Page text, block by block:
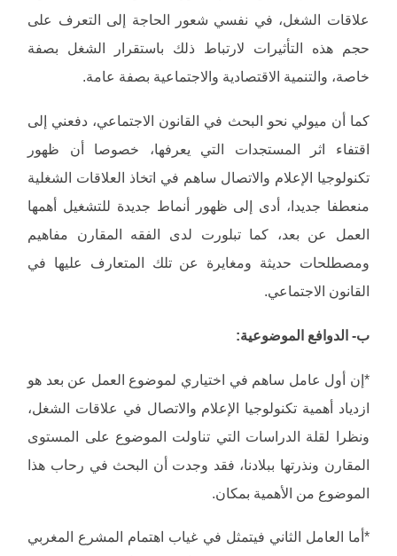
علاقات الشغل، في نفسي شعور الحاجة إلى التعرف على
حجم هذه التأثيرات لارتباط ذلك باستقرار الشغل بصفة
خاصة، والتنمية الاقتصادية والاجتماعية بصفة عامة.
كما أن ميولي نحو البحث في القانون الاجتماعي، دفعني إلى
اقتفاء اثر المستجدات التي يعرفها، خصوصا أن ظهور
تكنولوجيا الإعلام والاتصال ساهم في اتخاذ العلاقات الشغلية
منعطفا جديدا، أدى إلى ظهور أنماط جديدة للتشغيل أهمها
العمل عن بعد، كما تبلورت لدى الفقه المقارن مفاهيم
ومصطلحات حديثة ومغايرة عن تلك المتعارف عليها في
القانون الاجتماعي.
ب‌- الدوافع الموضوعية:
*إن أول عامل ساهم في اختياري لموضوع العمل عن بعد هو
ازدياد أهمية تكنولوجيا الإعلام والاتصال في علاقات الشغل،
ونظرا لقلة الدراسات التي تناولت الموضوع على المستوى
المقارن ونذرتها ببلادنا، فقد وجدت أن البحث في رحاب هذا
الموضوع من الأهمية بمكان.
*أما العامل الثاني فيتمثل في غياب اهتمام المشرع المغربي